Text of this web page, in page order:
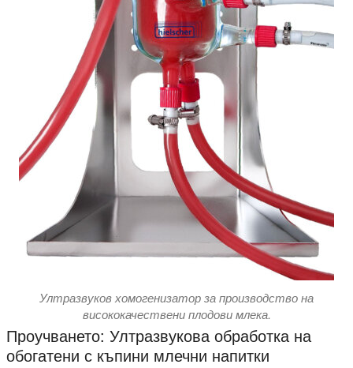
Ултразвуков хомогенизатор за производство на
висококачествени плодови млека.
Проучването: Ултразвукова обработка на
обогатени с къпини млечни напитки